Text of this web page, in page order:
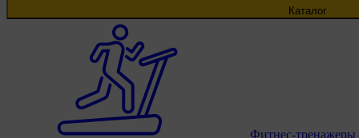
Каталог
Фитнес-тренажеры